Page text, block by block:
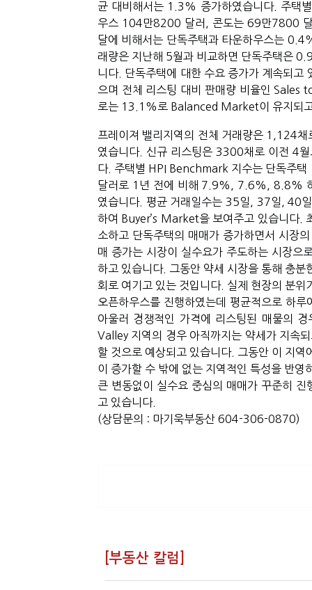
균 대비해서는 1.3% 증가하였습니다. 주택
우스 104만8200 달러, 콘도는 69만7800
달에 비해서는 단독주택과 타운하우스는
래량은 지난해 5월과 비교하면 단독주택은
니다. 단독주택에 대한 수요 증가가 계속되
으며 전체 리스팅 대비 판매량 비율인
로는 13.1%로 Balanced Market이 유지되
프레이져 밸리지역의 전체 거래량은 1,124
였습니다. 신규 리스팅은 3300채로 이전 4
다. 주택별 HPI Benchmark 지수는 단독주
달러로 1년 전에 비해 7.9%, 7.6%, 8.8%
였습니다. 평균 거래일수는 35일, 37일, 40
하여 Buyer’s Market을 보여주고 있습니다.
소하고 단독주택의 매매가 증가하면서 시장
매 증가는 시장이 실수요가 주도하는 시장으
하고 있습니다. 그동안 약세 시장을 통해 충
회로 여기고 있는 것입니다. 실제 현장의 분
오픈하우스를 진행하였는데 평균적으로 하
아울러 경쟁적인 가격에 리스팅된 매물의
Valley 지역의 경우 아직까지는 약세가 지속
할 것으로 예상되고 있습니다. 그동안 이 지
이 증가할 수 밖에 없는 지역적인 특성을 반
큰 변동없이 실수요 중심의 매매가 꾸준히
고 있습니다.
(상담문의 : 마기욱부동산 604-306-0870)
[부동산 칼럼]